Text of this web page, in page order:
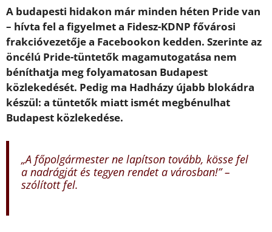
A budapesti hidakon már minden héten Pride van
– hívta fel a figyelmet a Fidesz-KDNP fővárosi
frakcióvezetője a Facebookon kedden. Szerinte az
öncélú Pride-tüntetők magamutogatása nem
béníthatja meg folyamatosan Budapest
közlekedését. Pedig ma Hadházy újabb blokádra
készül: a tüntetők miatt ismét megbénulhat
Budapest közlekedése.
„A főpolgármester ne lapítson tovább, kösse fel
a nadrágját és tegyen rendet a városban!”–
szólított fel.